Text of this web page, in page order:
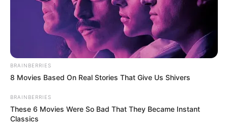
BRAINBERRIES
8 Movies Based On Real Stories That Give Us Shivers
BRAINBERRIES
These 6 Movies Were So Bad That They Became Instant
Classics